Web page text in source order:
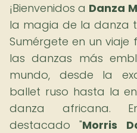
¡Bienvenidos a Danza
la magia de la danza
Sumérgete en un
las danzas más
mundo, desde la
ballet ruso hasta la
danza africana.
destacado "Morris